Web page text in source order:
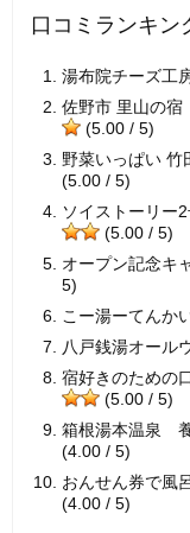
口コミランキン
湯布院チーズ工
佐野市 里山の宿
(5.00 / 5)
野菜いっぱい 竹
(5.00 / 5)
ソイストーリー
(5.00 / 5)
オープン記念キ
5)
こー湯ーてんか
八戸銭湯オール
宿好きのための
(5.00 / 5)
箱根湯本温泉
(4.00 / 5)
おんせん券で風
(4.00 / 5)